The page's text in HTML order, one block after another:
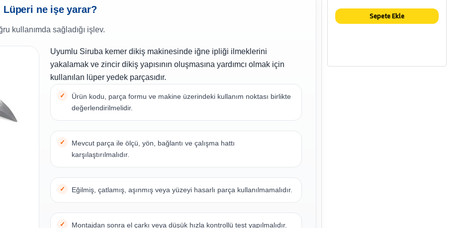
Lüperi ne işe yarar?
kullanımda sağladığı işlev.
Uyumlu Siruba kemer dikiş makinesinde iğne ipliği ilmeklerini
yakalamak ve zincir dikiş yapısının oluşmasına yardımcı olmak için
kullanılan lüper yedek parçasıdır.
Ürün kodu, parça formu ve makine üzerindeki kullanım noktası birlikte
değerlendirilmelidir.
Mevcut parça ile ölçü, yön, bağlantı ve çalışma hattı
karşılaştırılmalıdır.
Eğilmiş, çatlamış, aşınmış veya yüzeyi hasarlı parça kullanılmamalıdır.
Montajdan sonra el çarkı veya düşük hızla kontrollü test yapılmalıdır.
Sepete Ekle